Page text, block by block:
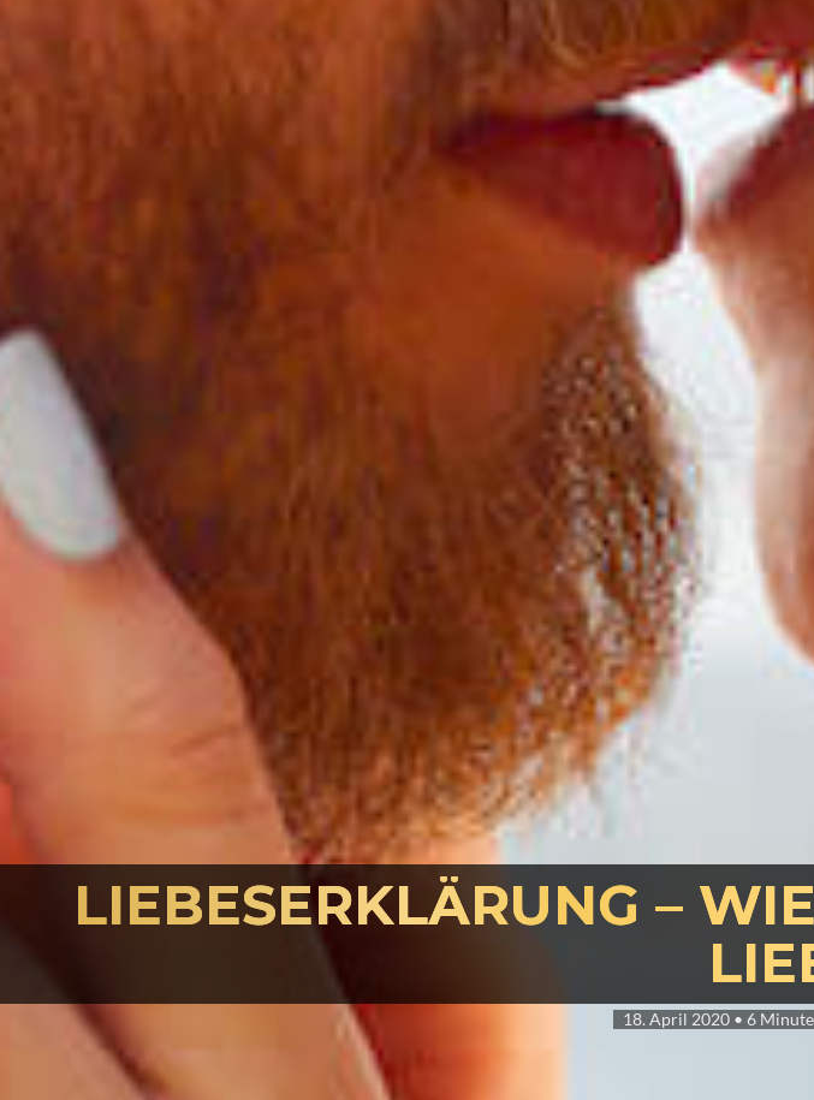
LIEBESERKLÄRUNG –
18. April 2020• 6